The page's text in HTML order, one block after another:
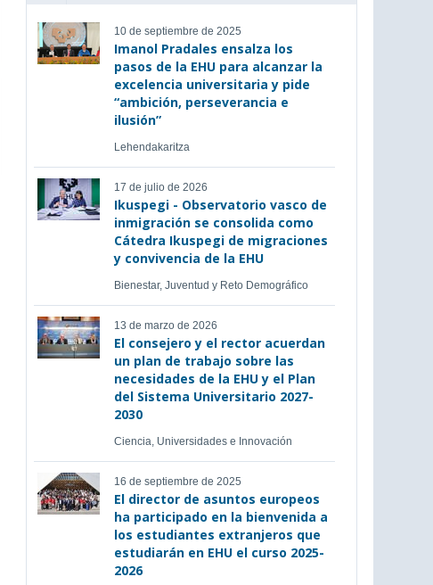
10 de septiembre de 2025
Imanol Pradales ensalza los
pasos de la EHU para alcanzar la
excelencia universitaria y pide
“ambición, perseverancia e
ilusión”
Lehendakaritza
17 de julio de 2026
Ikuspegi - Observatorio vasco de
inmigración se consolida como
Cátedra Ikuspegi de migraciones
y convivencia de la EHU
Bienestar, Juventud y Reto Demográfico
13 de marzo de 2026
El consejero y el rector acuerdan
un plan de trabajo sobre las
necesidades de la EHU y el Plan
del Sistema Universitario 2027-
2030
Ciencia, Universidades e Innovación
16 de septiembre de 2025
El director de asuntos europeos
ha participado en la bienvenida a
los estudiantes extranjeros que
estudiarán en EHU el curso 2025-
2026